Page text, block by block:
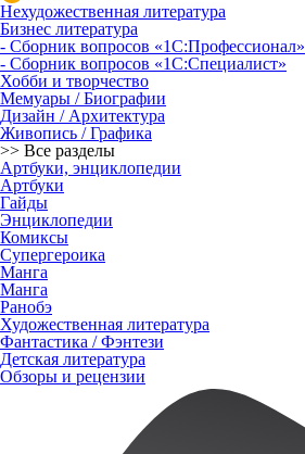
Нехудожественная литература
Бизнес литература
- Сборник вопросов «1С:Профессионал»
- Сборник вопросов «1С:Специалист»
Хобби и творчество
Мемуары / Биографии
Дизайн / Архитектура
Живопись / Графика
>> Все разделы
Артбуки, энциклопедии
Артбуки
Гайды
Энциклопедии
Комиксы
Супергероика
Манга
Манга
Ранобэ
Художественная литература
Фантастика / Фэнтези
Детская литература
Обзоры и рецензии